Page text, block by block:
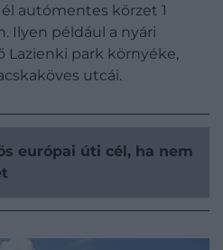
autómentes körzet 1
Ilyen például a nyári
park környéke,
utcái.
európai úti cél, ha nem